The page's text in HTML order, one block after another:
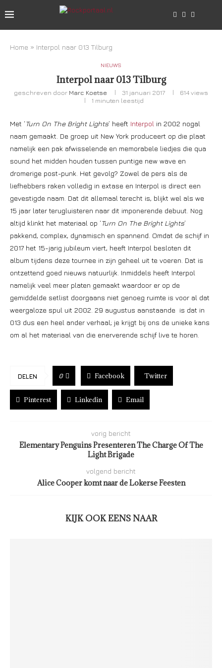
Home » Interpol naar 013 Tilburg
NIEUWS
Interpol naar 013 Tilburg
geschreven door Marc Koetse 31 januari 2017 614views
1 minuten leestijd
Met ‘Turn On The Bright Lights’ heeft Interpol in 2002 nogal
naam gemaakt. De groep uit New York produceert op die plaat
namelijk een pak afwisselende en memorabele liedjes die qua
sound het midden houden tussen puntige new wave en
dromerige post-punk. Het gevolg? Zowel de pers als de
liefhebbers raken volledig in extase en Interpol is direct een
gevestigde naam. Dat dit allemaal terecht is, blijkt wel als we
15 jaar later terugluisteren naar dit imponerende debuut. Nog
altijd klinkt het materiaal op ‘Turn On The Bright Lights’
pakkend, complex, dynamisch en spannend. Omdat de schijf in
2017 het 15-jarig jubileum viert, heeft Interpol besloten dit
album tijdens deze tournee in zijn geheel uit te voeren. Dat is
ontzettend goed nieuws natuurlijk. Inmiddels heeft Interpol
namelijk veel meer platen gemaakt waardoor er op de
gemiddelde setlist doorgaans niet genoeg ruimte is voor al dat
weergaloze spul uit 2002. 29 augustus aanstaande is dat in
013 dus een heel ander verhaal; je krijgt bij ons de unieke kans
om al het materiaal van die enerverende schijf live te horen.
DELEN 0 Facebook Twitter
Pinterest Linkedin Email
vorig bericht
Elementary Penguins Presenteren The Charge Of The
Light Brigade
volgend bericht
Alice Cooper komt naar de Lokerse Feesten
KIJK OOK EENS NAAR